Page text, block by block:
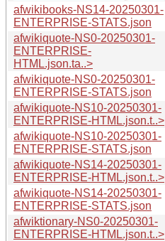
afwikibooks-NS14-20250301-
ENTERPRISE-STATS.json
afwikiquote-NS0-20250301-
ENTERPRISE-
HTML.json.ta..>
afwikiquote-NS0-20250301-
ENTERPRISE-STATS.json
afwikiquote-NS10-20250301-
ENTERPRISE-HTML.json.t..>
afwikiquote-NS10-20250301-
ENTERPRISE-STATS.json
afwikiquote-NS14-20250301-
ENTERPRISE-HTML.json.t..>
afwikiquote-NS14-20250301-
ENTERPRISE-STATS.json
afwiktionary-NS0-20250301-
ENTERPRISE-HTML.json.t..>